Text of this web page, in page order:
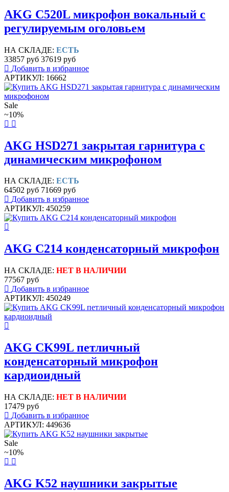
AKG C520L микрофон вокальный с
регулируемым оголовьем
НА СКЛАДЕ: ЕСТЬ
33857 руб 37619 руб
Добавить в избранное
АРТИКУЛ: 16662
Sale
~10%
AKG HSD271 закрытая гарнитура с
динамическим микрофоном
НА СКЛАДЕ: ЕСТЬ
64502 руб 71669 руб
Добавить в избранное
АРТИКУЛ: 450259
AKG C214 конденсаторный микрофон
НА СКЛАДЕ: НЕТ В НАЛИЧИИ
77567 руб
Добавить в избранное
АРТИКУЛ: 450249
AKG CK99L петличный
конденсаторный микрофон
кардиоидный
НА СКЛАДЕ: НЕТ В НАЛИЧИИ
17479 руб
Добавить в избранное
АРТИКУЛ: 449636
Sale
~10%
AKG K52 наушники закрытые